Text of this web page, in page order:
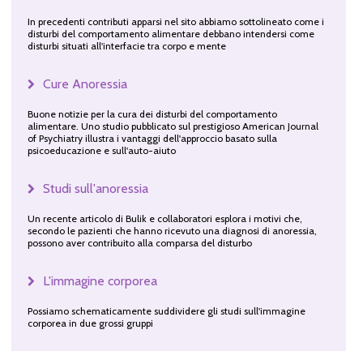
In precedenti contributi apparsi nel sito abbiamo sottolineato come i
disturbi del comportamento alimentare debbano intendersi come
disturbi situati all'interfacie tra corpo e mente
Cure Anoressia
Buone notizie per la cura dei disturbi del comportamento
alimentare. Uno studio pubblicato sul prestigioso American Journal
of Psychiatry illustra i vantaggi dell'approccio basato sulla
psicoeducazione e sull'auto-aiuto
Studi sull'anoressia
Un recente articolo di Bulik e collaboratori esplora i motivi che,
secondo le pazienti che hanno ricevuto una diagnosi di anoressia,
possono aver contribuito alla comparsa del disturbo
L'immagine corporea
Possiamo schematicamente suddividere gli studi sull'immagine
corporea in due grossi gruppi